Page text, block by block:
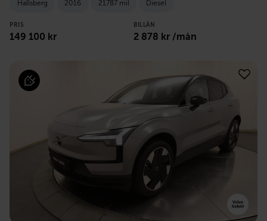
Hallsberg 2016 21787 mil Diesel
PRIS
149 100 kr
BILLÅN
2 878 kr /mån